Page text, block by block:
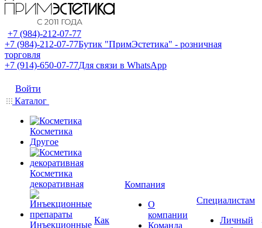
+7 (984)-212-07-77
+7 (984)-212-07-77Бутик "ПримЭстетика" - розничная
торговля
+7 (914)-650-07-77Для связи в WhatsApp
Войти
Каталог
Косметика
Другое
Косметика
декоративная
Инъекционные Как
Компания
О
компании
Команда
Специалистам
Личный